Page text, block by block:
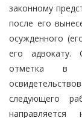
законному
после его
осужденного
его адвокату.
отметка в
следующего
направляется